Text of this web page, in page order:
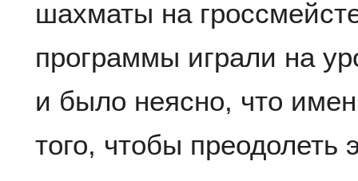
шахматы на
программы играли на
и было неясно, что
того, чтобы